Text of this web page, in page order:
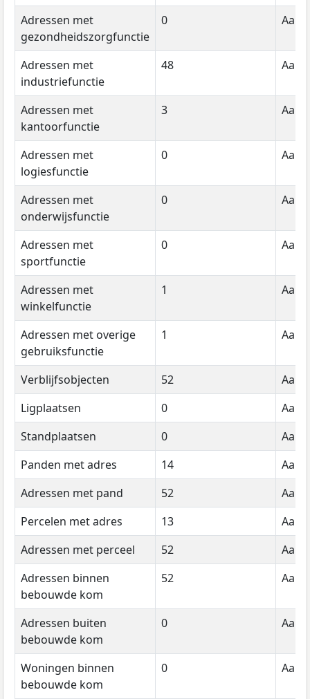
Adressen met
gezondheidszorgfunctie
0
Adressen met
industriefunctie
48
Adressen met
kantoorfunctie
3
Adressen met
logiesfunctie
0
Adressen met
onderwijsfunctie
0
Adressen met
sportfunctie
0
Adressen met
winkelfunctie
1
Adressen met overige
gebruiksfunctie
1
Verblijfsobjecten 52
Ligplaatsen
0
Standplaatsen
0
Panden met adres
14
Adressen met pand
52
Percelen met adres
13
Adressen met perceel
52
Adressen binnen
bebouwde kom
52
Adressen buiten
bebouwde kom
0
Woningen binnen
bebouwde kom
0